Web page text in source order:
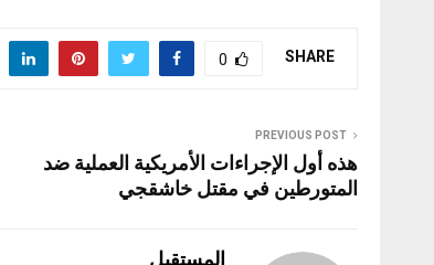
b
o
k
p
p
se
n
er
es
e
gr
st
o
n
SHARE
0
PREVIOUS POST
هذه أول الإجراءات الأمريكية العملية ضد
المتورطين في مقتل خاشقجي